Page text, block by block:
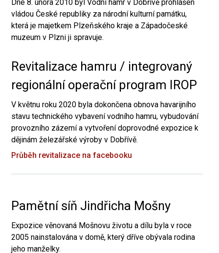
Dne 8. února 2010 byl Vodní hamr v Dobřívě prohlášen
vládou České republiky za národní kulturní památku,
která je majetkem Plzeňského kraje a Západočeské
muzeum v Plzni ji spravuje.
Revitalizace hamru / integrovaný
regionální operační program IROP
V květnu roku 2020 byla dokončena obnova havarijního
stavu technického vybavení vodního hamru, vybudování
provozního zázemí a vytvoření doprovodné expozice k
dějinám železářské výroby v Dobřívě.
Průběh revitalizace na facebooku
Pamětní síň Jindřicha Mošny
Expozice věnovaná Mošnovu životu a dílu byla v roce
2005 nainstalována v domě, který dříve obývala rodina
jeho manželky.